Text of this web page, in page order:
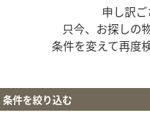
申し訳ご
只今、お探しの
条件を変えて再度
条件を絞り込む